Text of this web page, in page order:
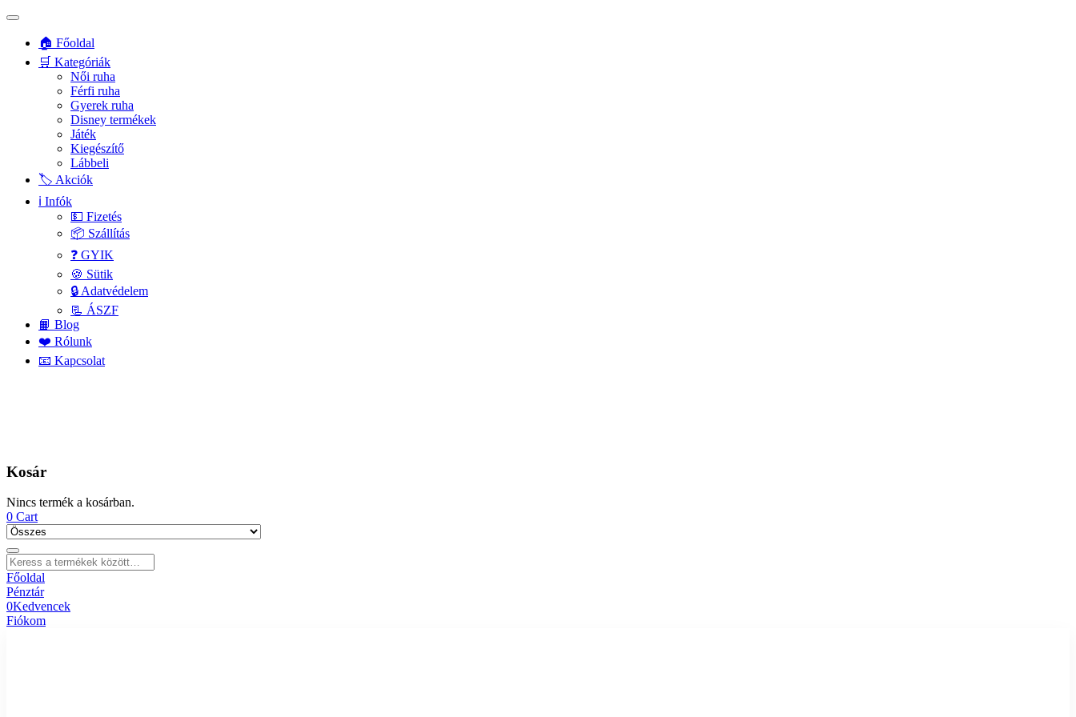
🏠 Főoldal
🛒 Kategóriák
Női ruha
Férfi ruha
Gyerek ruha
Disney termékek
Játék
Kiegészítő
Lábbeli
🏷️ Akciók
ℹ️ Infók
💵 Fizetés
📦 Szállítás
❓ GYIK
🍪 Sütik
🔒 Adatvédelem
📃 ÁSZF
📙 Blog
❤️ Rólunk
📧 Kapcsolat
Kosár
Nincs termék a kosárban.
0 Cart
Főoldal
Pénztár
0Kedvencek
Fiókom